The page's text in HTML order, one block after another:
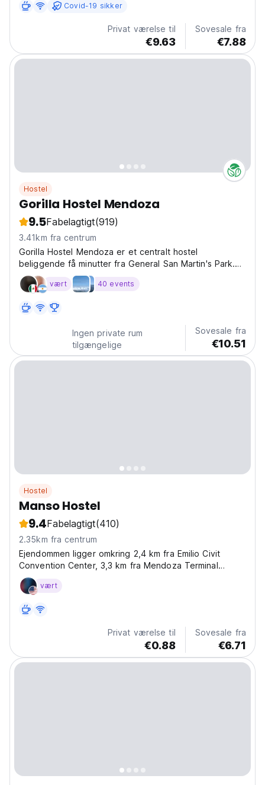
Covid-19 sikker
Privat værelse til
€9.63
Sovesale fra
€7.88
Hostel
Gorilla Hostel Mendoza
9.5Fabelagtigt(919)
3.41km fra centrum
Gorilla Hostel Mendoza er et centralt hostel
beliggende få minutter fra General San Martin's Park.
Gratis WiFi, Gratis Standar-morgenmad (gratis kaffe, te,
mandelmælk, mælk, juice, friske salatfrugter, toast med
vært 40 events
Ingen private rum
tilgængelige
Sovesale fra
€10.51
Hostel
Manso Hostel
9.4Fabelagtigt(410)
2.35km fra centrum
Ejendommen ligger omkring 2,4 km fra Emilio Civit
Convention Center, 3,3 km fra Mendoza Terminal
Busstation og 4,1 km fra National University of Cuyo.
vært
Privat værelse til
€0.88
Sovesale fra
€6.71